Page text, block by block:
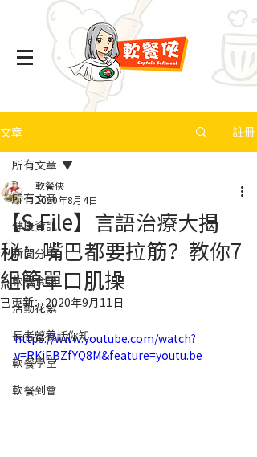
文章 註冊
所有文章
健康資訊
新聞分享
軟餐食譜
活動花絮
長者營養話你知
軟餐學堂
軟餐到會
所有文章
【S File】言語治療大揭
秘：嘴巴都要拉筋？教你7
組簡單口肌操
軟餐俠
2020年8月4日
已更新：2020年9月11日
https://www.youtube.com/watch?
v=RKiEBZfYQ8M&feature=youtu.be